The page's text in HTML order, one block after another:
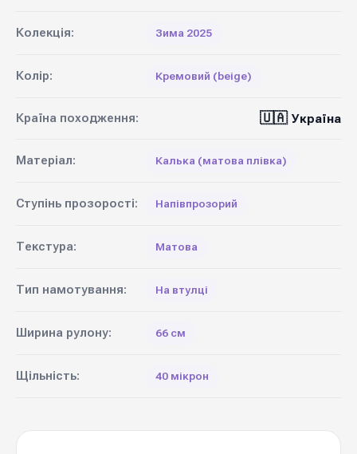
Колекція: Зима 2025
Колір: Кремовий (beige)
Країна походження: 🇺🇦 Україна
Матеріал: Калька (матова плівка)
Ступінь прозорості: Напівпрозорий
Текстура: Матова
Тип намотування: На втулці
Ширина рулону: 66 см
Щільність: 40 мікрон